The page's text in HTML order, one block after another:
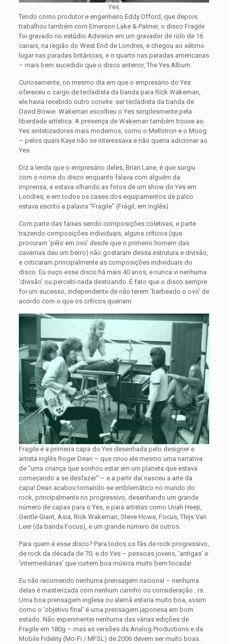
Yes
Tendo como produtor e engenheiro Eddy Offord, que depois
trabalhou também com Emerson Lake & Palmer, o disco Fragile
foi gravado no estúdio Advision em um gravador de rolo de 16
canais, na região do West End de Londres, e chegou ao sétimo
lugar nas paradas britânicas, e o quarto nas paradas americanas
– mais bem sucedido que o disco anterior, The Yes Album.
Curiosamente, no mesmo dia em que o empresário do Yes
ofereceu o cargo de tecladista da banda para Rick Wakeman,
ele havia recebido outro convite: ser tecladista da banda de
David Bowie. Wakeman escolheu o Yes simplesmente pela
liberdade artística. A presença de Wakeman também trouxe ao
Yes sintetizadores mais modernos, como o Mellotron e o Moog
– pelos quais Kaye não se interessava e não queria adicionar ao
Yes.
Diz a lenda que o empresário deles, Brian Lane, é que surgiu
com o nome do disco enquanto falava com alguém da
imprensa, e estava olhando as fotos de um show do Yes em
Londres, e em todos os cases dos equipamentos de palco
estava escrito a palavra “Fragile” (Frágil, em inglês).
Com parte das faixas sendo composições coletivas, e parte
trazendo composições individuais, alguns críticos (que
procuram ‘pêlo em ovo’ desde que o primeiro homem das
cavernas deu um berro) não gostaram dessa estrutura e divisão,
e criticaram principalmente as composições individuais do
disco. Eu ouço esse disco há mais 40 anos, e nunca vi nenhuma
‘divisão’ ou percebi nada destoando. É fato que o disco sempre
foi um sucesso, independente de não terem ‘barbeado o ovo’ de
acordo com o que os críticos queriam.
Fragile é a primeira capa do Yes desenhada pelo designer e
artista inglês Roger Dean – que criou ele mesmo uma narrativa
de “uma criança que sonhou estar em um planeta que estava
começando a se desfazer” – e a partir daí nasceu a arte da
capa! Dean acabou tornando-se emblemático no mundo do
rock, principalmente no progressivo, desenhando um grande
número de capas para o Yes, e para artistas como Uriah Heep,
Gentle Giant, Asia, Rick Wakeman, Steve Howe, Focus, Thijs Van
Leer (da banda Focus), e um grande número de outros.
Para quem é esse disco? Para todos os fãs de rock progressivo,
de rock da década de 70, e do Yes – pessoas jovens, ‘antigas’ e
‘intermediárias’ que curtem boa música muito bem tocada!
Eu não recomendo nenhuma prensagem nacional – nenhuma
delas é masterizada com nenhum carinho ou consideração…rs…
Uma boa prensagem inglesa ou alemã estaria muito boa, assim
como o ‘objetivo final’ é uma prensagem japonesa em bom
estado. Não experimentei nenhuma das várias edições de
Fragile em 180g – mas as versões da Analog Productions e da
Mobile Fidelity (Mo-Fi / MFSL) de 2006 devem ser muito boas.